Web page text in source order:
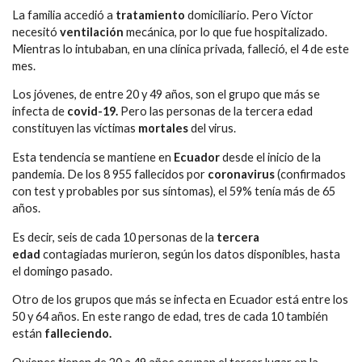
La familia accedió a tratamiento domiciliario. Pero Víctor
necesitó ventilación mecánica, por lo que fue hospitalizado.
Mientras lo intubaban, en una clínica privada, falleció, el 4 de este
mes.
Los jóvenes, de entre 20 y 49 años, son el grupo que más se
infecta de covid-19. Pero las personas de la tercera edad
constituyen las víctimas mortalesdel virus.
Esta tendencia se mantiene en Ecuadordesde el inicio de la
pandemia. De los 8 955 fallecidos por coronavirus(confirmados
con test y probables por sus síntomas), el 59% tenía más de 65
años.
Es decir, seis de cada 10 personas de la tercera
edad contagiadas murieron, según los datos disponibles, hasta
el domingo pasado.
Otro de los grupos que más se infecta en Ecuador está entre los
50 y 64 años. En este rango de edad, tres de cada 10 también
están falleciendo.